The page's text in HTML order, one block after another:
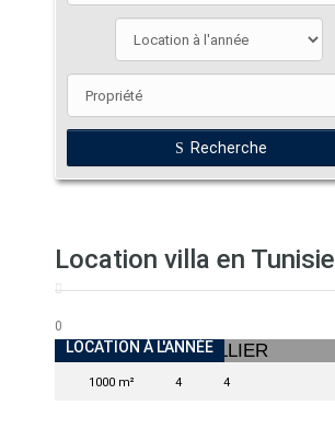
Recherche
Location villa en Tunisie
0
INDISPONIBLE
LOCATION À L'ANNÉE
1000 m² 4 4